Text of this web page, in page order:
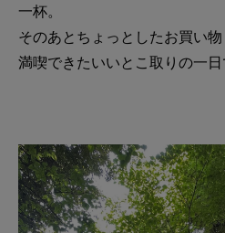
一杯。
そのあとちょっとしたお買い
満喫できたいいとこ取りの一日